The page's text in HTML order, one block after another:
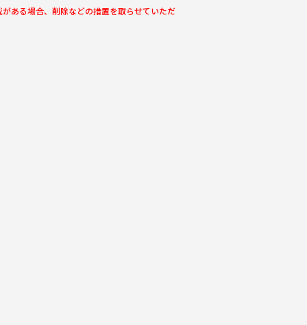
ある場合、削除などの措置を取らせていただ